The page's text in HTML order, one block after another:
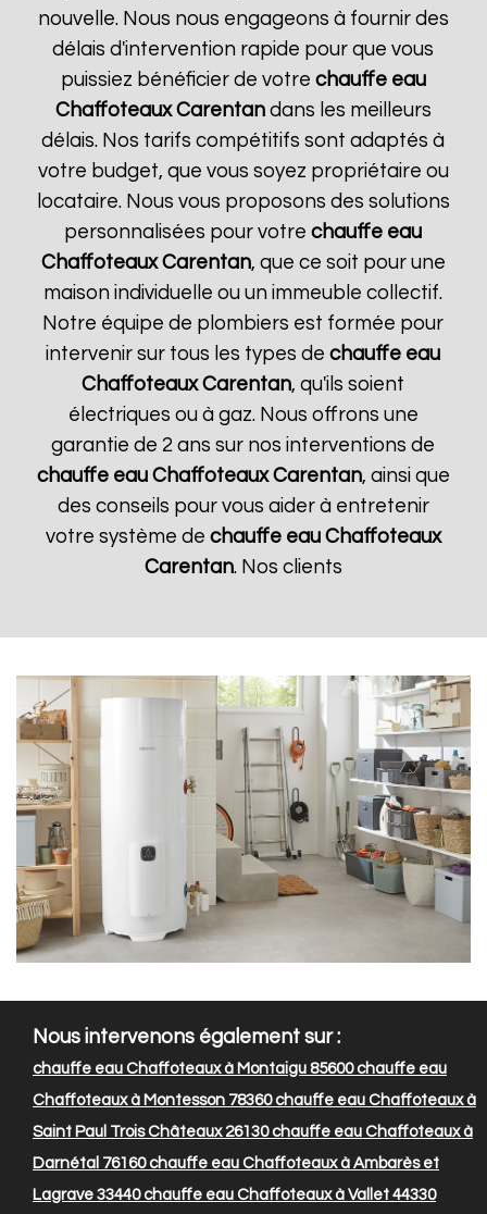
nouvelle. Nous nous engageons à fournir des
délais d'intervention rapide pour que vous
puissiez bénéficier de votre chauffe eau
Chaffoteaux Carentandans les meilleurs
délais. Nos tarifs compétitifs sont adaptés à
votre budget, que vous soyez propriétaire ou
locataire. Nous vous proposons des solutions
personnalisées pour votrechauffe eau
Chaffoteaux Carentan, que ce soit pour une
maison individuelle ou un immeuble collectif.
Notre équipe de plombiers est formée pour
intervenir sur tous les types dechauffe eau
Chaffoteaux Carentan, qu'ils soient
électriques ou à gaz. Nous offrons une
garantie de 2 ans sur nos interventions de
chauffe eau Chaffoteaux Carentan, ainsi que
des conseils pour vous aider à entretenir
votre système de chauffe eau Chaffoteaux
Carentan. Nos clients
Nous intervenons également sur :
chauffe eau Chaffoteaux à Montaigu 85600chauffe eau
Chaffoteaux à Montesson 78360chauffe eau Chaffoteaux à
Saint Paul Trois Châteaux 26130chauffe eau Chaffoteaux à
Darnétal 76160chauffe eau Chaffoteaux à Ambarès et
Lagrave 33440chauffe eau Chaffoteaux à Vallet 44330